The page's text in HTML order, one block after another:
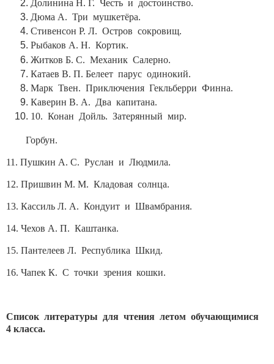
Долинина Н. Г. Честь и достоинство.
Дюма А. Три мушкетёра.
Стивенсон Р. Л. Остров сокровищ.
Рыбаков А. Н. Кортик.
Житков Б. С. Механик Салерно.
Катаев В. П. Белеет парус одинокий.
Марк Твен. Приключения Гекльберри Финна.
Каверин В. А. Два капитана.
10. Конан Дойль. Затерянный мир.
Горбун.
11. Пушкин А. С. Руслан и Людмила.
12. Пришвин М. М. Кладовая солнца.
13. Кассиль Л. А. Кондуит и Швамбрания.
14. Чехов А. П. Каштанка.
15. Пантелеев Л. Республика Шкид.
16. Чапек К. С точки зрения кошки.
Список литературы для чтения летом обучающимися
4 класса.